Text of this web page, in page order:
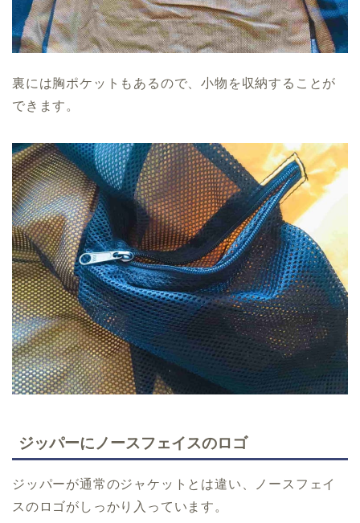
裏には胸ポケットもあるので、小物を収納することが
できます。
ジッパーにノースフェイスのロゴ
ジッパーが通常のジャケットとは違い、ノースフェイ
スのロゴがしっかり入っています。